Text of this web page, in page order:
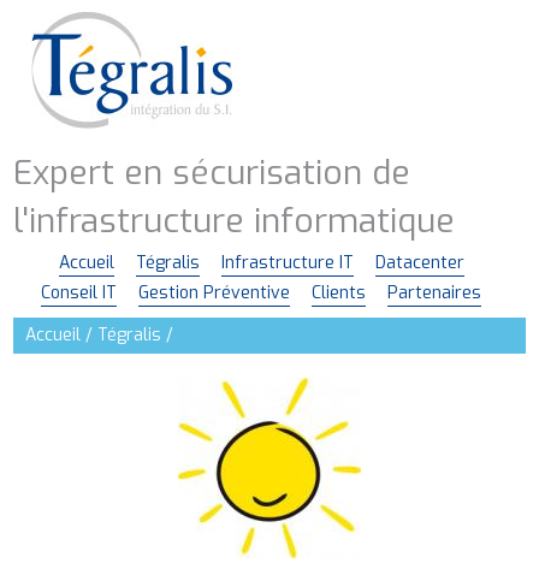
contenu
principal
Expert en sécurisation de
l'infrastructure informatique
Navigation
principale
Accueil Tégralis Infrastructure IT
Datacenter
Conseil IT
Gestion Préventive Clients
Partenaires
Accueil
Tégralis